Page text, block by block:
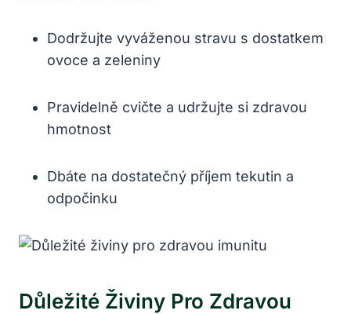
Dodržujte vyváženou stravu s dostatkem
ovoce a zeleniny
Pravidelně cvičte a udržujte si zdravou
hmotnost
Dbáte na dostatečný příjem tekutin a
odpočinku
Důležité Živiny Pro Zdravou